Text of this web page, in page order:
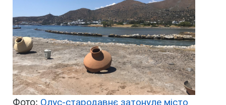
Фото: Олус-стародавнє затонуле місто